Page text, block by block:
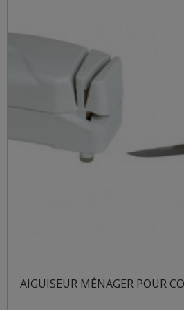
AIGUISEUR MÉNAGER POUR